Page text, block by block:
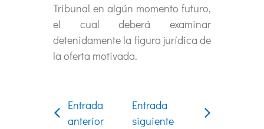
Tribunal en algún momento futuro,
el cual deberá examinar
detenidamente la figura jurídica de
la oferta motivada.